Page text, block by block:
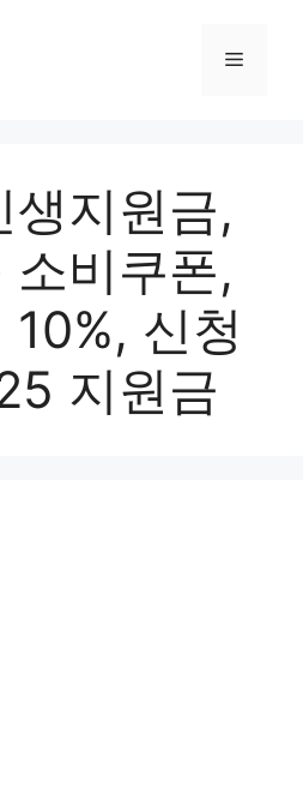
메
생지원금,
소비쿠폰,
신청
지원금